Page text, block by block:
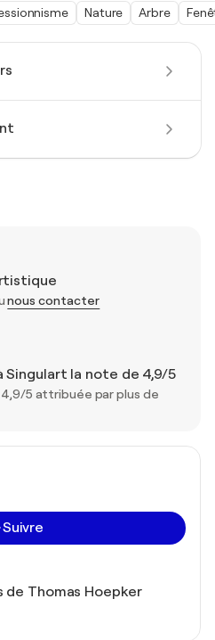
nous contacter
la note de 4,9/5
5 attribuée par plus de
Suivre
Thomas Hoepker
Nature Arbre